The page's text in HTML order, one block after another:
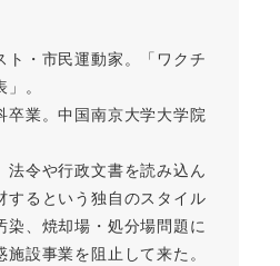
ト・市民運動家。「ワクチ
。
卒業。中国南京大学大学院
法令や行政文書を読み込ん
するという独自のスタイル
染、焼却場・処分場問題に
設事業を阻止して来た。